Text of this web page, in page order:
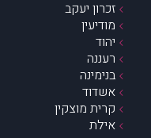
זכרון יעקב
מודיעין
יהוד
רעננה
בנימינה
אשדוד
קרית מוצקין
אילת